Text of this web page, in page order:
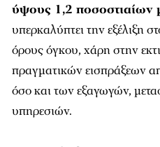
ύψους 1,2 ποσοστιαίων
υπερκαλύπτει την εξέλιξη
όρους όγκου, χάρη στην
πραγματικών εισπράξεων
όσο και των εξαγωγών,
υπηρεσιών.